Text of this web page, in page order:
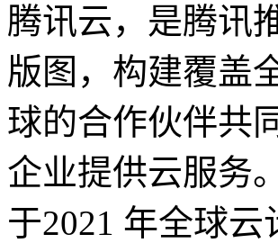
腾讯云，是腾讯
版图，构建覆盖
球的合作伙伴共
企业提供云服务
于2021 年全球